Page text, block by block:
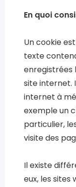
En quoi
Un cookie
texte
enregistrées
site internet.
internet à
exemple un
particulier,
visite des
Il existe
eux, les